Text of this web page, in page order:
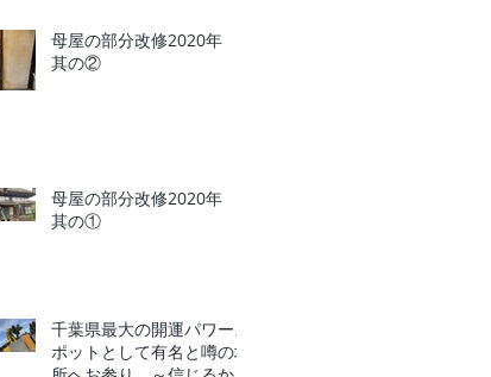
母屋の部分改修2020年
其の②
母屋の部分改修2020年
其の①
千葉県最大の開運パワース
ポットとして有名と噂の場